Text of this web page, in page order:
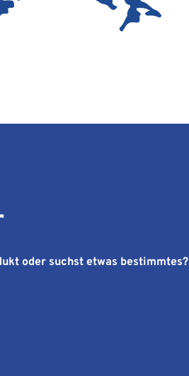
oder suchst etwas bestimmtes?